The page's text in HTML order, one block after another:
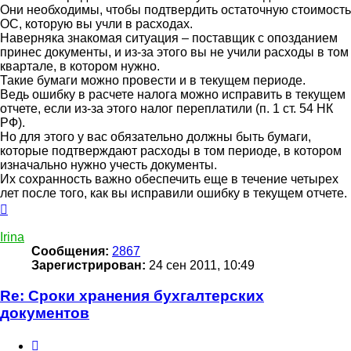
Они необходимы, чтобы подтвердить остаточную стоимость
ОС, которую вы учли в расходах.
Наверняка знакомая ситуация – поставщик с опозданием
принес документы, и из-за этого вы не учили расходы в том
квартале, в котором нужно.
Такие бумаги можно провести и в текущем периоде.
Ведь ошибку в расчете налога можно исправить в текущем
отчете, если из-за этого налог переплатили (п. 1 ст. 54 НК
РФ).
Но для этого у вас обязательно должны быть бумаги,
которые подтверждают расходы в том периоде, в котором
изначально нужно учесть документы.
Их сохранность важно обеспечить еще в течение четырех
лет после того, как вы исправили ошибку в текущем отчете.
началу
Irina
Сообщения: 2867
Зарегистрирован: 24 сен 2011, 10:49
Re: Сроки хранения бухгалтерских
документов